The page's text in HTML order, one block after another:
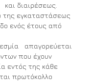
διαιρέσεως.
της εγκαταστάσεως
ενός έτους από
απαγορεύεται
που έχουν
εντός της κάθε
πρωτόκολλο